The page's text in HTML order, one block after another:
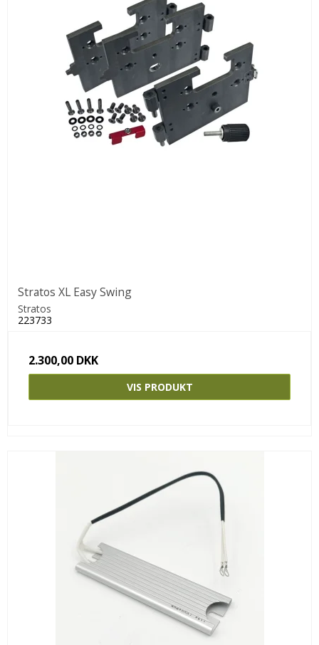
Stratos XL Easy Swing
Stratos
223733
2.300,00 DKK
VIS PRODUKT